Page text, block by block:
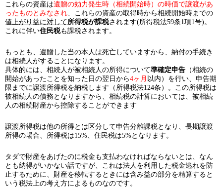
これらの資産は遺贈の効力発生時（相続開始時）の時価で譲渡があ
ったものとみなされ、これらの資産の取得時から相続開始時までの
値上がり益に対して所得税が課税されます(所得税法59条1項1号)。
これに伴い住民税も課税されます。
もっとも、遺贈した当の本人は死亡していますから、納付の手続き
は相続人がすることになります。
具体的には、相続人が被相続人の所得について準確定申告 （相続の
開始があったことを知った日の翌日から4ヶ月 以内）を行い、申告期
限までに譲渡所得税を納税します（所得税法124条）。この所得税は
被相続人の債務となりますから、相続税の計算においては、被相続
人の相続財産から控除することができます
譲渡所得税は他の所得とは区分して申告分離課税となり、長期譲渡
所得の場合、所得税は15%、住民税は5%となります。
タダで財産をあげたのに税金も支払わなければならないとは、なん
とも納得がいかない話ですが、これは法人を利用した税金逃れを防
止するために、財産を移転するときには含み益の部分を精算すると
いう税法上の考え方によるものなのです。